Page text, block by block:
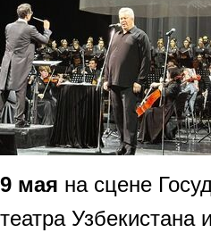
9 мая на сцене
театра